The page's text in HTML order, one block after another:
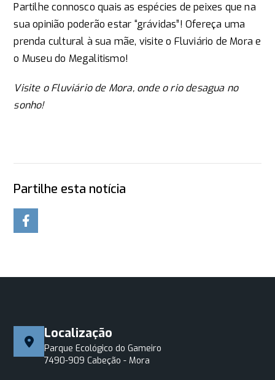
Partilhe connosco quais as espécies de peixes que na
sua opinião poderão estar “grávidas”! Ofereça uma
prenda cultural à sua mãe, visite o Fluviário de Mora e
o Museu do Megalitismo!
Visite o Fluviário de Mora, onde o rio desagua no
sonho!
Partilhe esta notícia
Localização
Parque Ecológico do Gameiro
7490-909 Cabeção - Mora